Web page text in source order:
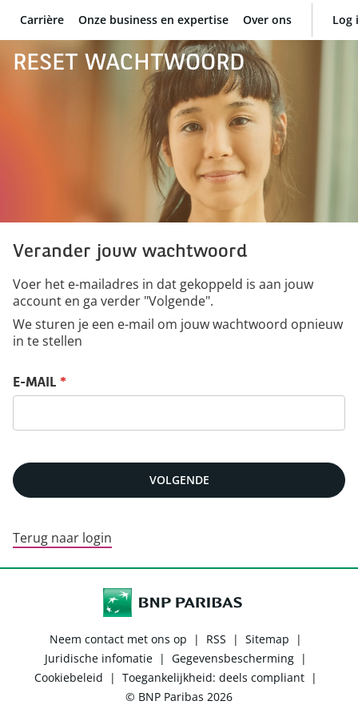
BNP Paribas
Carrière Onze business en expertise Over ons Log
RESET WACHTWOORD
Verander jouw wachtwoord
Voer het e-mailadres in dat gekoppeld is aan jouw
account en ga verder "Volgende".
We sturen je een e-mail om jouw wachtwoord opnieuw
in te stellen
Reset jouw wachtwoord
E-MAIL *
VOLGENDE
Terug naar login
Neem contact met ons op | RSS | Sitemap
|
Juridische infomatie | Gegevensbescherming |
Cookiebeleid
| Toegankelijkheid: deels compliant |
© BNP Paribas 2026